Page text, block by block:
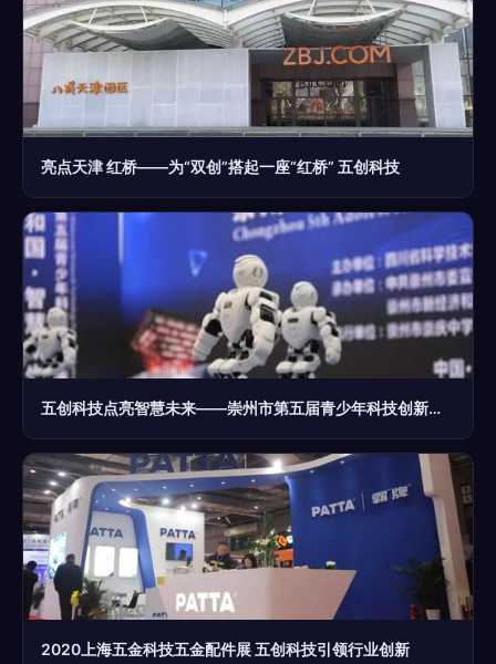
亮点天津 红桥——为“双创”搭起一座“红桥” 五创科技
五创科技点亮智慧未来——崇州市第五届青少年科技创新大赛圆满举行
2020上海五金科技五金配件展 五创科技引领行业创新